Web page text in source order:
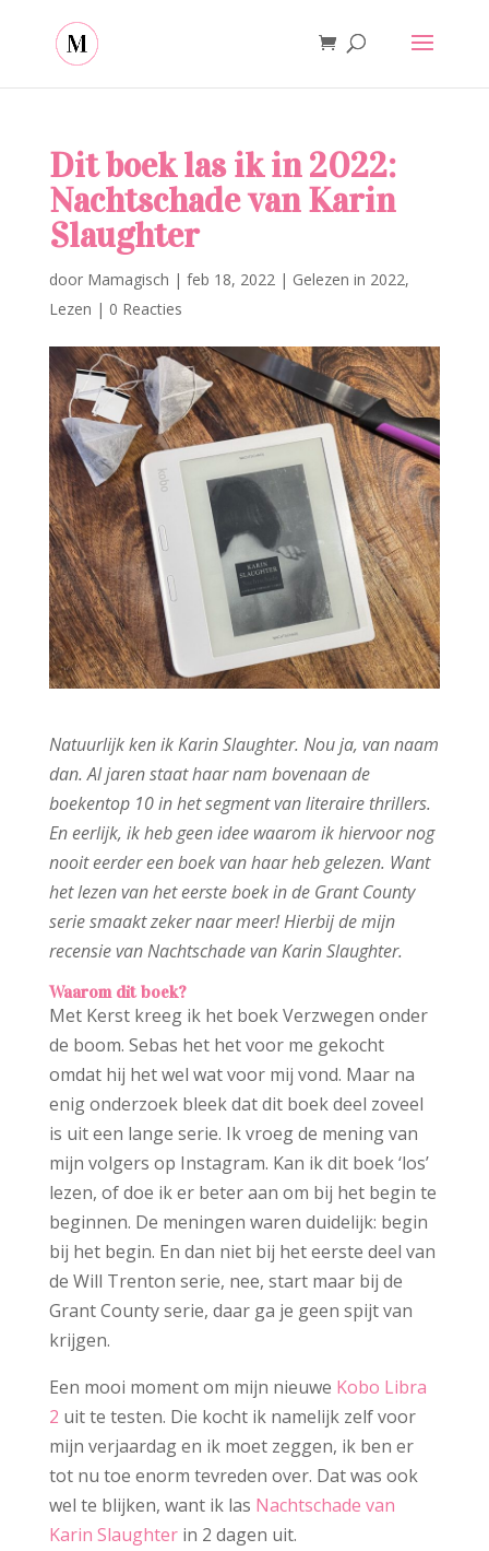
Dit boek las ik in 2022:
Nachtschade van Karin
Slaughter
door Mamagisch | feb 18, 2022| Gelezen in 2022,
Lezen | 0 Reacties
Natuurlijk ken ik Karin Slaughter. Nou ja, van naam
dan. Al jaren staat haar nam bovenaan de
boekentop 10 in het segment van literaire thrillers.
En eerlijk, ik heb geen idee waarom ik hiervoor nog
nooit eerder een boek van haar heb gelezen. Want
het lezen van het eerste boek in de Grant County
serie smaakt zeker naar meer! Hierbij de mijn
recensie van Nachtschade van Karin Slaughter.
Waarom dit boek?
Met Kerst kreeg ik het boek Verzwegen onder
de boom. Sebas het het voor me gekocht
omdat hij het wel wat voor mij vond. Maar na
enig onderzoek bleek dat dit boek deel zoveel
is uit een lange serie. Ik vroeg de mening van
mijn volgers op Instagram. Kan ik dit boek ‘los’
lezen, of doe ik er beter aan om bij het begin te
beginnen. De meningen waren duidelijk: begin
bij het begin. En dan niet bij het eerste deel van
de Will Trenton serie, nee, start maar bij de
Grant County serie, daar ga je geen spijt van
krijgen.
Een mooi moment om mijn nieuwe Kobo Libra
2 uit te testen. Die kocht ik namelijk zelf voor
mijn verjaardag en ik moet zeggen, ik ben er
tot nu toe enorm tevreden over. Dat was ook
wel te blijken, want ik las Nachtschade van
Karin Slaughterin 2 dagen uit.